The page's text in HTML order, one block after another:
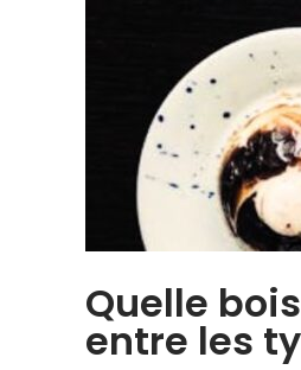
Quelle
entre les